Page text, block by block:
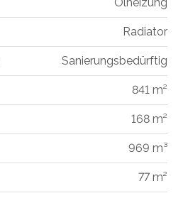
Radiator
Sanierungsbedürftig
841 m²
168 m²
969 m³
77 m²